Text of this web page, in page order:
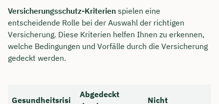
Versicherungsschutz-Kriterien spielen eine
entscheidende Rolle bei der Auswahl der richtigen
Versicherung. Diese Kriterien helfen Ihnen zu erkennen,
welche Bedingungen und Vorfälle durch die Versicherung
gedeckt werden.
Gesundheitsrisi
Abgedeckt
Nicht